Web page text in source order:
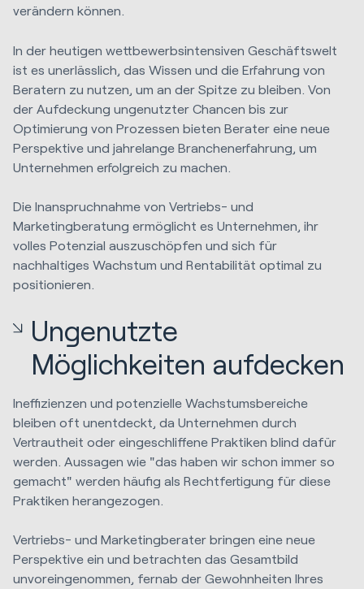
verändern können.
In der heutigen wettbewerbsintensiven Geschäftswelt
ist es unerlässlich, das Wissen und die Erfahrung von
Beratern zu nutzen, um an der Spitze zu bleiben. Von
der Aufdeckung ungenutzter Chancen bis zur
Optimierung von Prozessen bieten Berater eine neue
Perspektive und jahrelange Branchenerfahrung, um
Unternehmen erfolgreich zu machen.
Die Inanspruchnahme von Vertriebs- und
Marketingberatung ermöglicht es Unternehmen, ihr
volles Potenzial auszuschöpfen und sich für
nachhaltiges Wachstum und Rentabilität optimal zu
positionieren.
Ungenutzte
Möglichkeiten aufdecken
Ineffizienzen und potenzielle Wachstumsbereiche
bleiben oft unentdeckt, da Unternehmen durch
Vertrautheit oder eingeschliffene Praktiken blind dafür
werden. Aussagen wie "das haben wir schon immer so
gemacht" werden häufig als Rechtfertigung für diese
Praktiken herangezogen.
Vertriebs- und Marketingberater bringen eine neue
Perspektive ein und betrachten das Gesamtbild
unvoreingenommen, fernab der Gewohnheiten Ihres